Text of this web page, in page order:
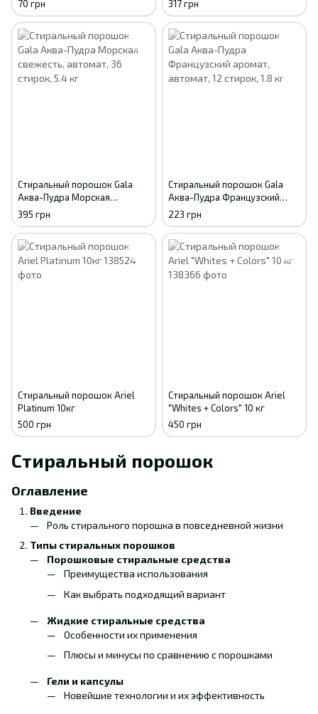
г
70 грн
3.6 кг
317 грн
Стиральный порошок Gala
Аква-Пудра Морская
свежесть, автомат, 36
стирок, 5.4 кг
395 грн
Стиральный порошок Gala
Аква-Пудра Французский
аромат, автомат, 12 стирок,
1.8 кг
223 грн
Стиральный порошок Ariel
Platinum 10кг
500 грн
Стиральный порошок Ariel
"Whites + Colors" 10 кг
450 грн
Стиральный порошок
Оглавление
Введение
Роль стирального порошка в повседневной жизни
Типы стиральных порошков
Порошковые стиральные средства
Преимущества использования
Как выбрать подходящий вариант
Жидкие стиральные средства
Особенности их применения
Плюсы и минусы по сравнению с порошками
Гели и капсулы
Новейшие технологии и их эффективность